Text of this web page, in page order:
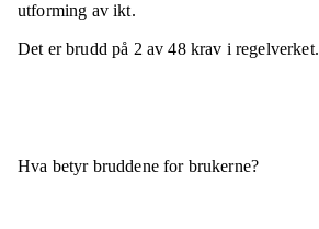
utforming av ikt.
Det er brudd på 2av48krav i regelverket.
Hva betyr bruddene for brukerne?